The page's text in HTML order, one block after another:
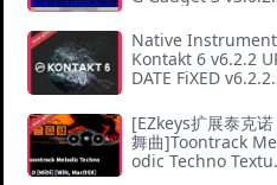
b）
Native
Kontakt 6 v6.2.2
DATE FiXED v6.2.2
91Gb）
[EZkeys扩展泰克诺
舞曲]Toontrack
odic Techno